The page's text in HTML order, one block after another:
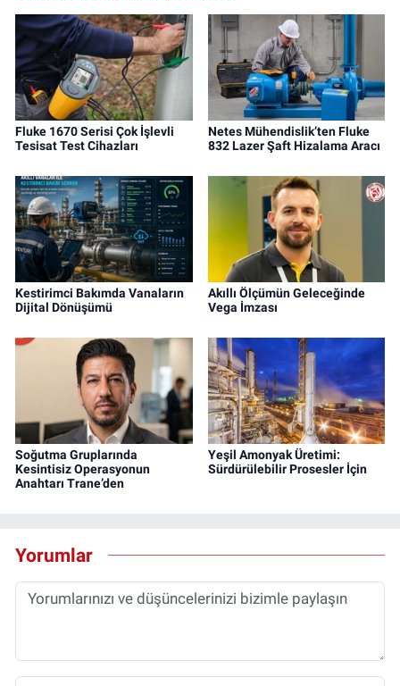
Fluke 1670 Serisi Çok İşlevli
Tesisat Test Cihazları
Netes Mühendislik’ten Fluke
832 Lazer Şaft Hizalama Aracı
Kestirimci Bakımda Vanaların
Dijital Dönüşümü
Akıllı Ölçümün Geleceğinde
Vega İmzası
Soğutma Gruplarında
Kesintisiz Operasyonun
Anahtarı Trane’den
Yeşil Amonyak Üretimi:
Sürdürülebilir Prosesler İçin
Yorumlar